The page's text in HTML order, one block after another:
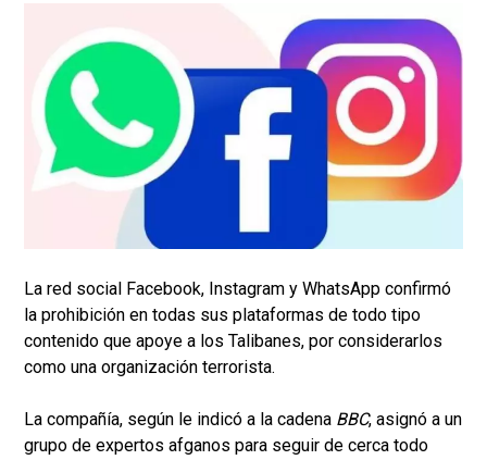
La red social Facebook, Instagram y WhatsApp confirmó
la prohibición en todas sus plataformas de todo tipo
contenido que apoye a los Talibanes, por considerarlos
como una organización terrorista.
La compañía, según le indicó a la cadena BBC, asignó a un
grupo de expertos afganos para seguir de cerca todo